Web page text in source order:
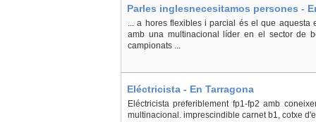
Parles inglesnecesitamos persones -
... a hores flexibles i parcial és el que aquesta
amb una multinacional líder en el sector de
campionats ...
Eléctricista - En Tarragona
Eléctricista preferiblement fp1-fp2 amb
multinacional. imprescindible carnet b1, cotxe